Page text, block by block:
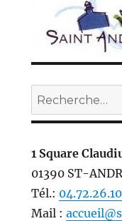
Recherche
pour :
1 Square
01390 ST-
Tél.:
Mail :